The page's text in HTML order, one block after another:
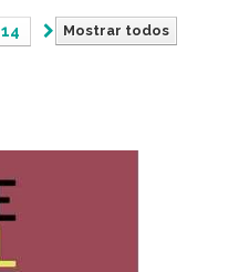
Mostrar todos
14